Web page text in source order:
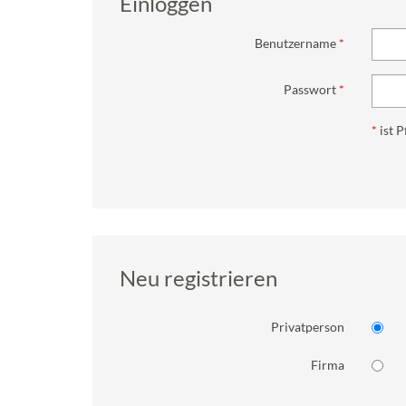
Benutzername
Passwort
* ist
Neu registrieren
Privatperson
Firma